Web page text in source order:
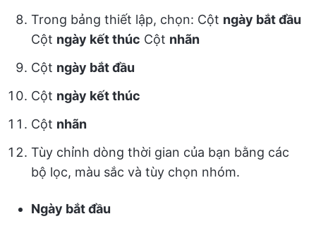
Trong bảng thiết lập, chọn: Cột ngày bắt đầu
Cột ngày kết thúc Cột nhãn
Cột ngày bắt đầu
Cột ngày kết thúc
Cột nhãn
Tùy chỉnh dòng thời gian của bạn bằng các
bộ lọc, màu sắc và tùy chọn nhóm.
Ngày bắt đầu